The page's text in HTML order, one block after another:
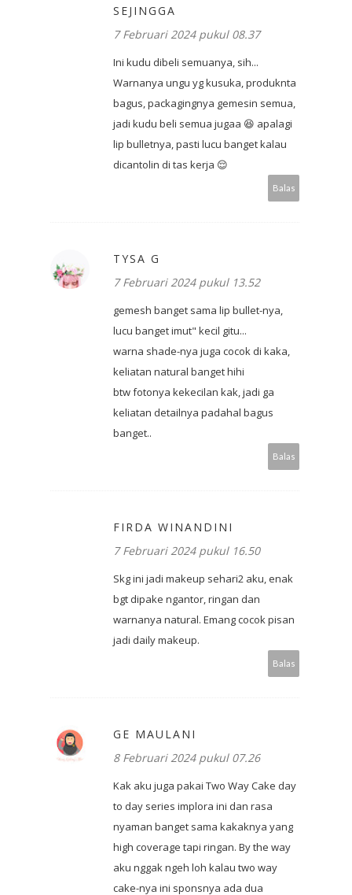
SEJINGGA
7 Februari 2024 pukul 08.37
Ini kudu dibeli semuanya, sih...
Warnanya ungu yg kusuka, produknta
bagus, packagingnya gemesin semua,
jadi kudu beli semua jugaa 😆 apalagi
lip bulletnya, pasti lucu banget kalau
dicantolin di tas kerja 😌
Balas
TYSA G
7 Februari 2024 pukul 13.52
gemesh banget sama lip bullet-nya,
lucu banget imut" kecil gitu...
warna shade-nya juga cocok di kaka,
keliatan natural banget hihi
btw fotonya kekecilan kak, jadi ga
keliatan detailnya padahal bagus
banget..
Balas
FIRDA WINANDINI
7 Februari 2024 pukul 16.50
Skg ini jadi makeup sehari2 aku, enak
bgt dipake ngantor, ringan dan
warnanya natural. Emang cocok pisan
jadi daily makeup.
Balas
GE MAULANI
8 Februari 2024 pukul 07.26
Kak aku juga pakai Two Way Cake day
to day series implora ini dan rasa
nyaman banget sama kakaknya yang
high coverage tapi ringan. By the way
aku nggak ngeh loh kalau two way
cake-nya ini sponsnya ada dua